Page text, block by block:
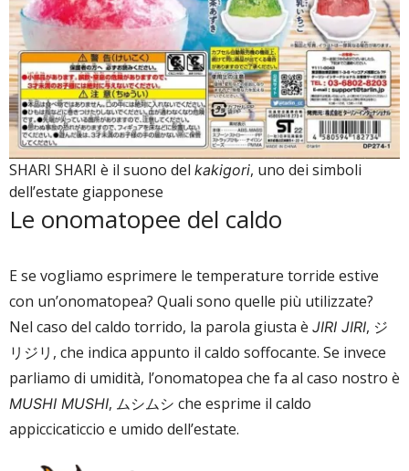
SHARI SHARI è il suono del kakigori, uno dei simboli
dell’estate giapponese
Le onomatopee del caldo
E se vogliamo esprimere le temperature torride estive
con un’onomatopea? Quali sono quelle più utilizzate?
Nel caso del caldo torrido, la parola giusta è JIRI JIRI, ジ
リジリ, che indica appunto il caldo soffocante. Se invece
parliamo di umidità, l’onomatopea che fa al caso nostro è
MUSHI MUSHI, ムシムシ che esprime il caldo
appiccicaticcio e umido dell’estate.